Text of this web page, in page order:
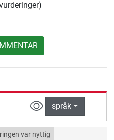
språk
var nyttig